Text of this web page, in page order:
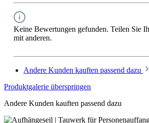
Keine Bewertungen gefunden. Teilen Sie
mit anderen.
Andere Kunden kauften passend dazu
Produktgalerie überspringen
Andere Kunden kauften passend dazu